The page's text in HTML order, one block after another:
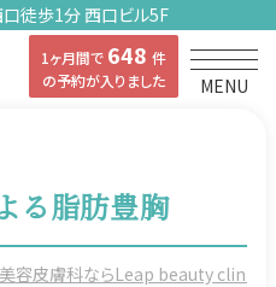
徒歩1分 西口ビル5F
1ヶ月間で 648 件
の予約が入りました
MENU
る脂肪豊胸
容皮膚科ならLeap beauty clinic